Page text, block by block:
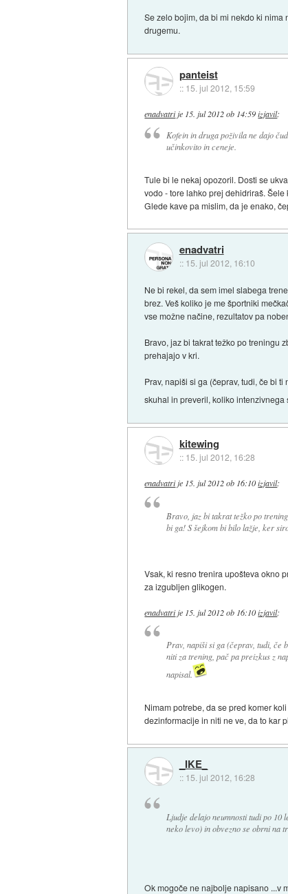
Se zelo bojim, da bi mi nekdo ki nima
drugemu.
panteist
:: 15. jul 2012, 15:59
enadvatrije 15. jul 2012 ob 14:59 izjavil:
Kofein in druga poživila ne dajo
učinkovito in ceneje.
Tule bi le nekaj opozoril. Dosti se
vodo - tore lahko prej dehidriraš.
Glede kave pa mislim, da je enako,
enadvatri
:: 15. jul 2012, 16:10
Ne bi rekel, da sem imel slabega
brez. Veš koliko je me športniki
vse možne načine, rezultatov pa
Bravo, jaz bi takrat težko po treningu
prehajajo v kri.
Prav, napiši si ga (čeprav, tudi, če bi
skuhal in preveril, koliko intenzivnega
kitewing
:: 15. jul 2012, 16:28
enadvatrije 15. jul 2012 ob 16:10 izjavil:
Bravo, jaz bi takrat težko po
bi ga! S šejkom bi bilo lažje, ker
Vsak, ki resno trenira upošteva okno
za izgubljen glikogen.
enadvatrije 15. jul 2012 ob 16:10 izjavil:
Prav, napiši si ga (čeprav, tudi, če
niti za trening, pač pa preizkus z
napisal.
Nimam potrebe, da se pred komer
dezinformacije in niti ne ve, da to kar
_IKE_
:: 15. jul 2012, 16:28
Ljudje delajo neumnosti tudi po 10
neko levo) in obvezno se obrni na
Ok mogoče ne najbolje napisano ...v